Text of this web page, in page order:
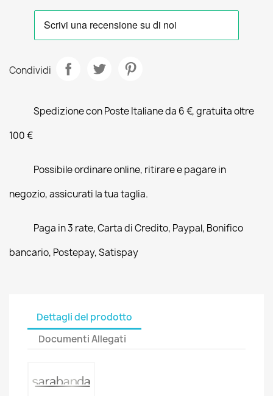
Condividi
Spedizione con Poste Italiane da 6 €, gratuita oltre
100 €
Possibile ordinare online, ritirare e pagare in
negozio, assicurati la tua taglia.
Paga in 3 rate, Carta di Credito, Paypal, Bonifico
bancario, Postepay, Satispay
Dettagli del prodotto
Documenti Allegati